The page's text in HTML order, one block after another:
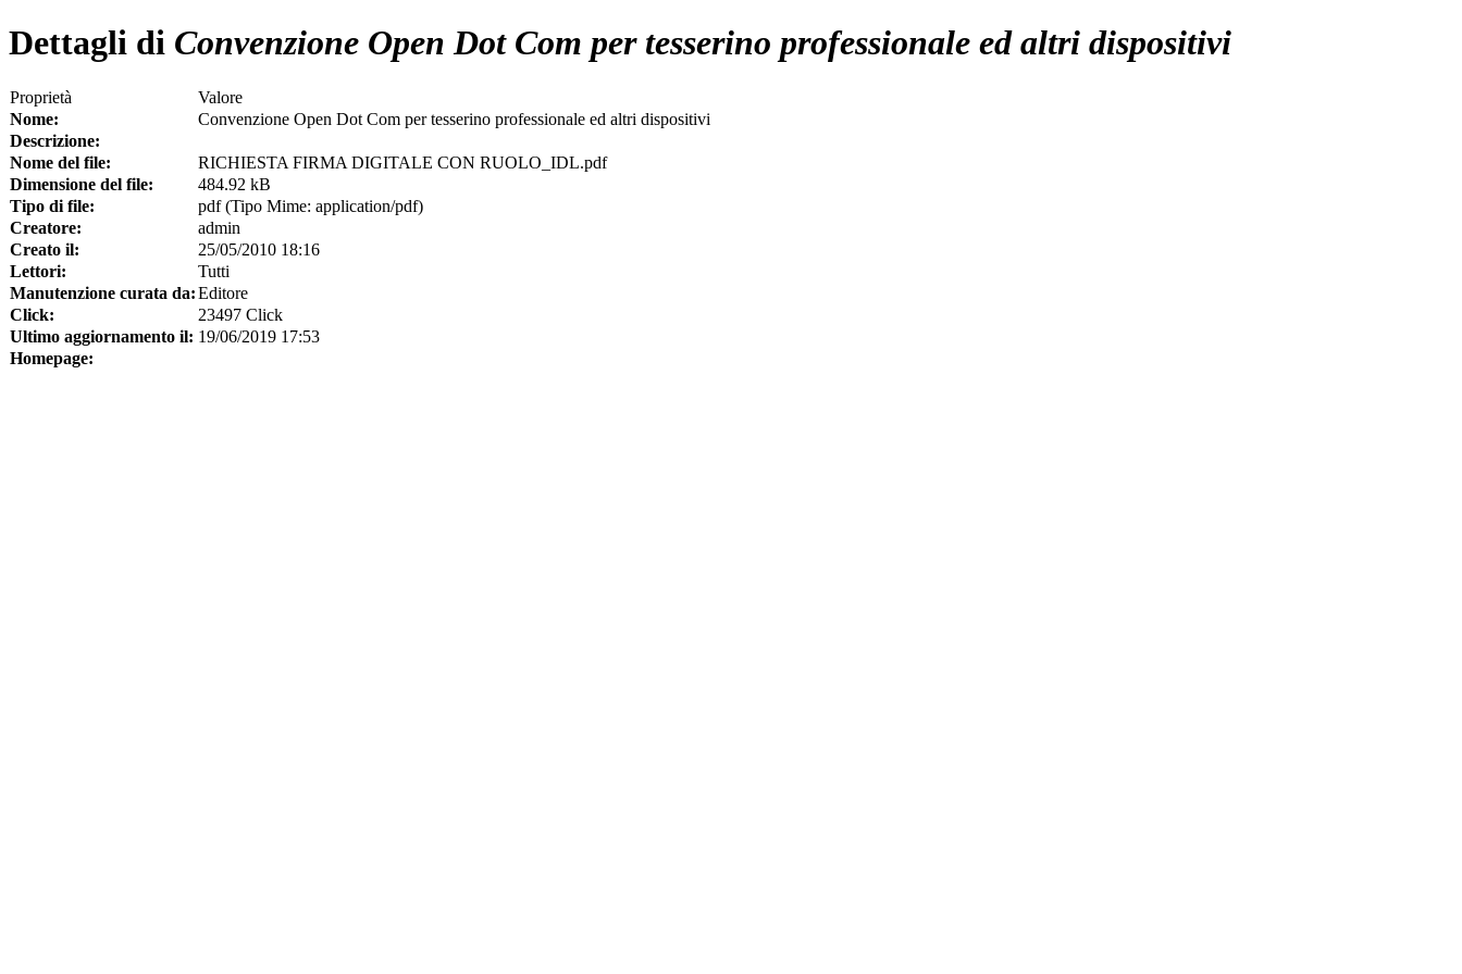
Dettagli di Convenzione Open Dot Com per tesserino professionale ed altri dispositivi
Proprietà
Valore
Nome:
Convenzione Open Dot Com per tesserino professionale ed altri dispositivi
Descrizione:
Nome del file:
RICHIESTA FIRMA DIGITALE CON RUOLO_IDL.pdf
Dimensione del file:
484.92 kB
Tipo di file:
pdf (Tipo Mime: application/pdf)
Creatore:
admin
Creato il:
25/05/2010 18:16
Lettori:
Tutti
Manutenzione curata da:Editore
Click:
23497 Click
Ultimo aggiornamento il: 19/06/2019 17:53
Homepage: